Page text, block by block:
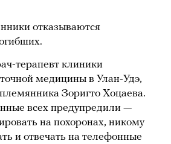
отказываются
терапевт клиники
медицины в Улан-Удэ,
Зоригто Хоцаева.
всех предупредили —
на похоронах, никому
и отвечать на телефонные